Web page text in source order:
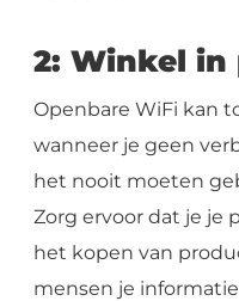
2: Winkel in
Openbare WiFi kan
wanneer je geen
het nooit moeten
Zorg ervoor dat je je
het kopen van
mensen je